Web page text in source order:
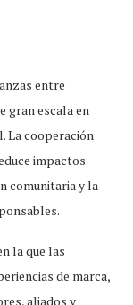
entre
gran escala en
La cooperación
impactos
comunitaria y la
la que las
de marca,
aliados y